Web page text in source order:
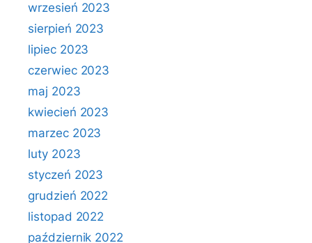
wrzesień 2023
sierpień 2023
lipiec 2023
czerwiec 2023
maj 2023
kwiecień 2023
marzec 2023
luty 2023
styczeń 2023
grudzień 2022
listopad 2022
październik 2022